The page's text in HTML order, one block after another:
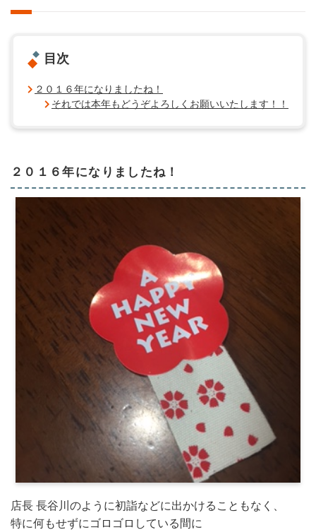
目次
２０１６年になりましたね！
それでは本年もどうぞよろしくお願いいたします！！
２０１６年になりましたね！
店長 長谷川のように初詣などに出かけることもなく、
特に何もせずにゴロゴロしている間に